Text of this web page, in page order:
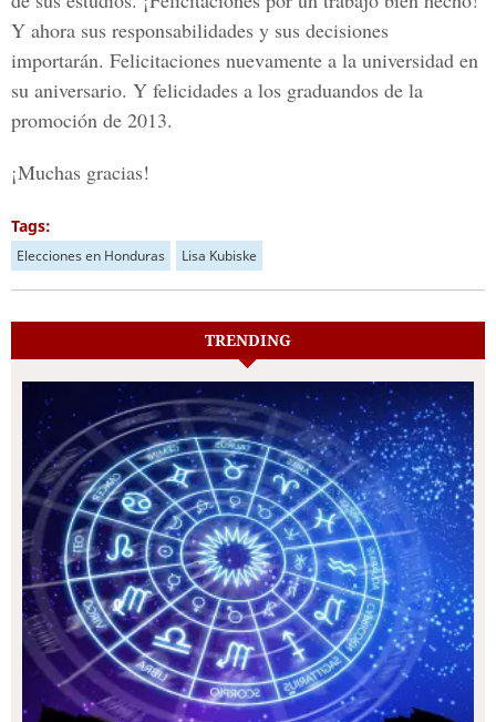
Y ahora sus responsabilidades y sus decisiones
importarán. Felicitaciones nuevamente a la universidad en
su aniversario. Y felicidades a los graduandos de la
promoción de 2013.
¡Muchas gracias!
Tags:
Elecciones en Honduras Lisa Kubiske
TRENDING